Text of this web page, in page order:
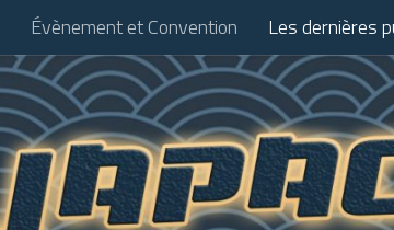
Évènement et Convention Les dernières